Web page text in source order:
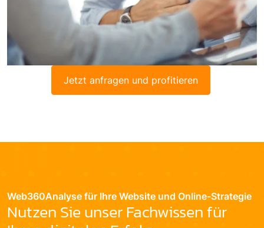
Jetzt anfragen und profitieren
Web360Analyse für Ihre Website und Online-Strategie
Nutzen Sie unser Fachwissen für